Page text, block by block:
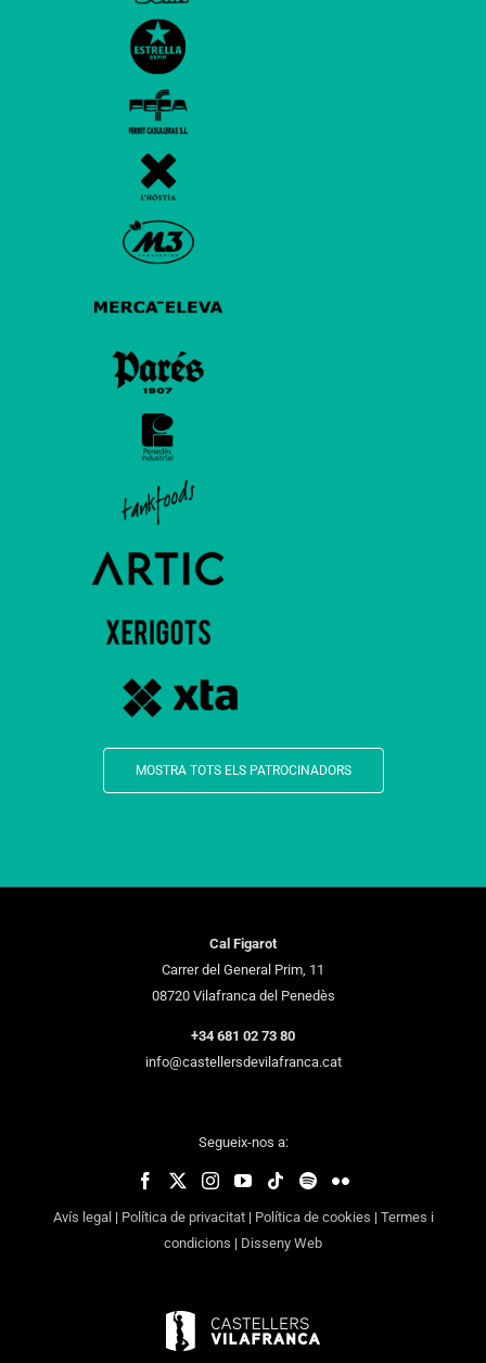
MOSTRA TOTS ELS PATROCINADORS
Cal Figarot
Carrer del General Prim, 11
08720 Vilafranca del Penedès
+34 681 02 73 80
info@castellersdevilafranca.cat
Segueix-nos a:
Avís legal | Política de privacitat| Política de cookies | Termes i
condicions | Disseny Web